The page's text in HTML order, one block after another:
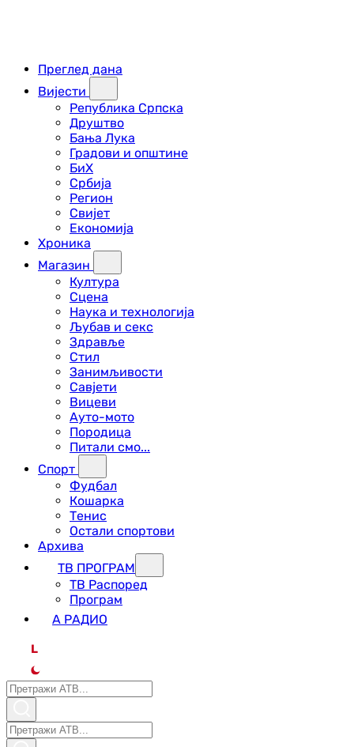
Преглед дана
Вијести
Република Српска
Друштво
Бања Лука
Градови и општине
БиХ
Србија
Регион
Свијет
Економија
Хроника
Магазин
Култура
Сцена
Наука и технологија
Љубав и секс
Здравље
Стил
Занимљивости
Савјети
Вицеви
Ауто-мото
Породица
Питали смо...
Спорт
Фудбал
Кошарка
Тенис
Остали спортови
Архива
ТВ ПРОГРАМ
ТВ Распоред
Програм
А РАДИО
L